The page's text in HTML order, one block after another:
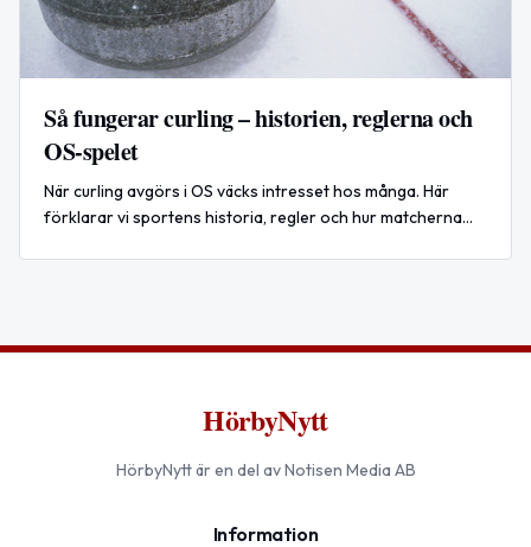
Så fungerar curling – historien, reglerna och
OS-spelet
När curling avgörs i OS väcks intresset hos många. Här
förklarar vi sportens historia, regler och hur matcherna
HörbyNytt
HörbyNyttär en del av Notisen Media AB
Information